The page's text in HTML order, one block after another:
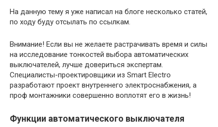
На данную тему я уже написал на блоге несколько статей,
по ходу буду отсылать по ссылкам.
Внимание! Если вы не желаете растрачивать время и силы
на исследование тонкостей выбора автоматических
выключателей, лучше довериться экспертам.
Специалисты-проектировщики из Smart Electro
разработают проект внутреннего электроснабжения, а
проф монтажники совершенно воплотят его в жизнь!
Функции автоматического выключателя